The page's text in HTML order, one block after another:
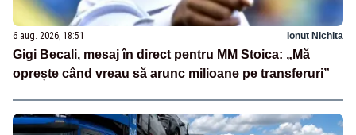
6 aug. 2026, 18:51 Ionuț Nichita
Gigi Becali, mesaj în direct pentru MM Stoica: „Mă
oprește când vreau să arunc milioane pe transferuri”